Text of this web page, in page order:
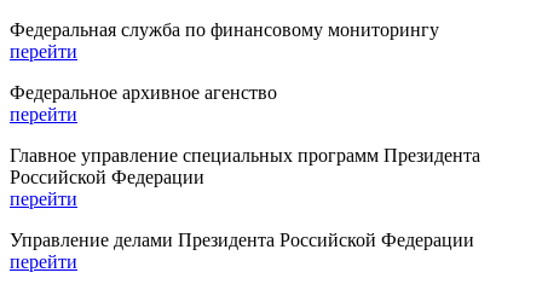
Федеральная служба по финансовому мониторингу
перейти
Федеральное архивное агенство
перейти
Главное управление специальных программ Президента
Российской Федерации
перейти
Управление делами Президента Российской Федерации
перейти